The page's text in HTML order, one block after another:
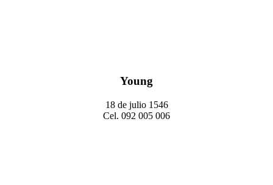
Young
18 de julio 1546
Cel. 092 005 006